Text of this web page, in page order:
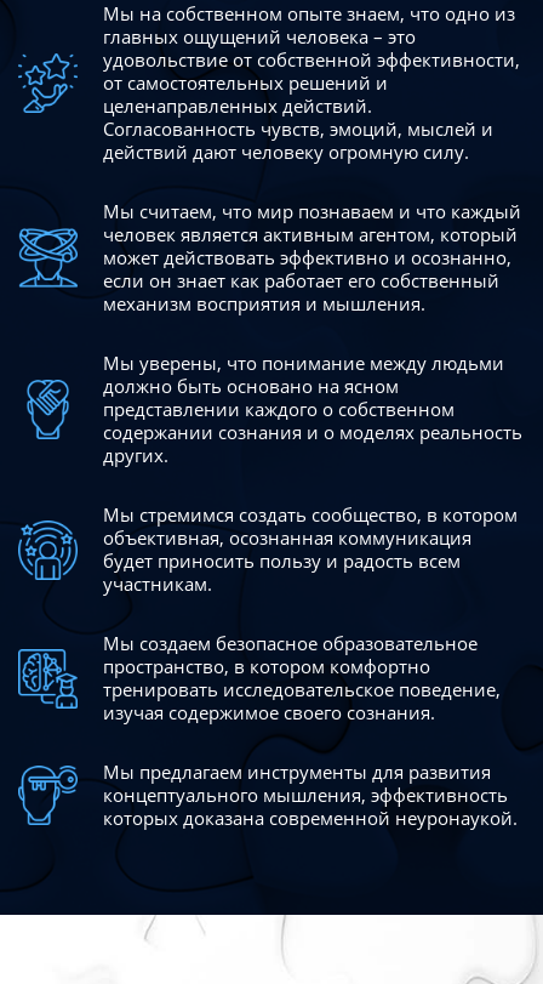
Мы на собственном опыте знаем, что одно из
главных ощущений человека – это
удовольствие от собственной эффективности,
от самостоятельных решений и
целенаправленных действий.
Согласованность чувств, эмоций, мыслей и
действий дают человеку огромную силу.
Мы считаем, что мир познаваем и что каждый
человек является активным агентом, который
может действовать эффективно и осознанно,
если он знает как работает его собственный
механизм восприятия и мышления.
Мы уверены, что понимание между людьми
должно быть основано на ясном
представлении каждого о собственном
содержании сознания и о моделях реальность
других.
Мы стремимся создать сообщество, в котором
объективная, осознанная коммуникация
будет приносить пользу и радость всем
участникам.
Мы создаем безопасное образовательное
пространство, в котором комфортно
тренировать исследовательское поведение,
изучая содержимое своего сознания.
Мы предлагаем инструменты для развития
концептуального мышления, эффективность
которых доказана современной неуронаукой.